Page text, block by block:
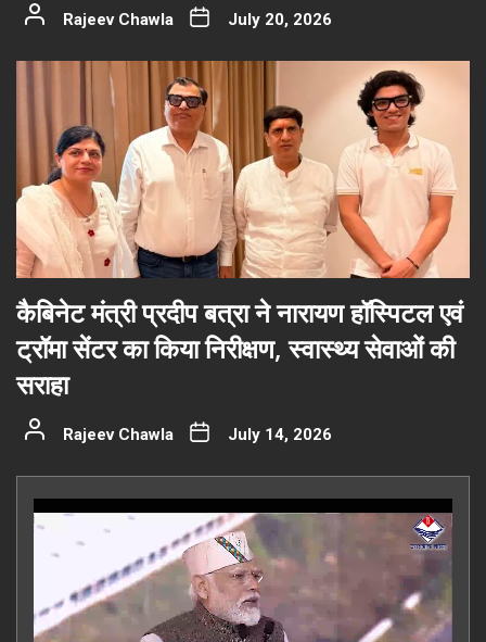
Rajeev Chawla July 20, 2026
कैबिनेट मंत्री प्रदीप बत्रा ने नारायण हॉस्पिटल एवं
ट्रॉमा सेंटर का किया निरीक्षण, स्वास्थ्य सेवाओं की
सराहा
Rajeev Chawla July 14, 2026